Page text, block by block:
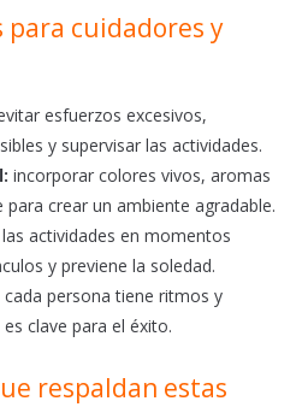
para cuidadores y
esfuerzos excesivos,
y supervisar las actividades.
incorporar colores vivos, aromas
crear un ambiente agradable.
actividades en momentos
y previene la soledad.
cada persona tiene ritmos y
clave para el éxito.
respaldan estas